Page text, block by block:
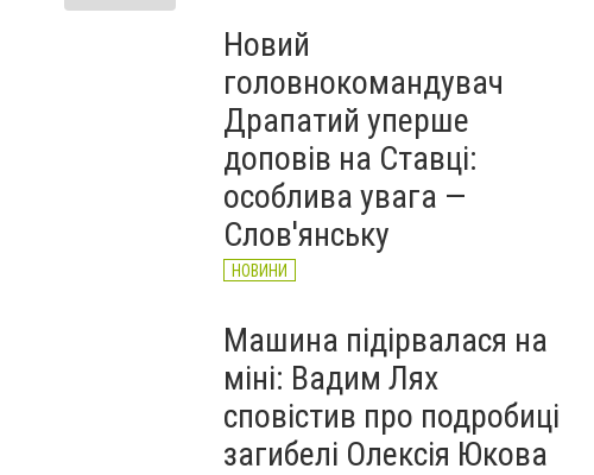
Новий
головнокомандувач
Драпатий уперше
доповів на Ставці:
особлива увага —
Слов'янську
НОВИНИ
Машина підірвалася на
міні: Вадим Лях
сповістив про подробиці
загибелі Олексія Юкова